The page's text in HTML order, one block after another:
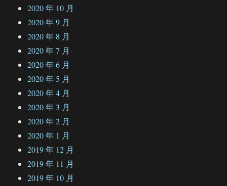
2020 年 10 月
2020 年 9 月
2020 年 8 月
2020 年 7 月
2020 年 6 月
2020 年 5 月
2020 年 4 月
2020 年 3 月
2020 年 2 月
2020 年 1 月
2019 年 12 月
2019 年 11 月
2019 年 10 月